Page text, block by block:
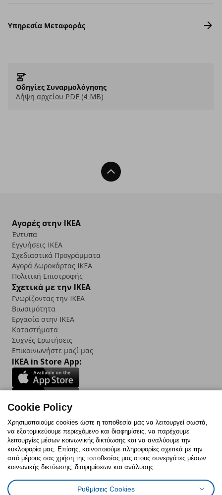
Υπηρεσία Μεταφοράς
Οδηγίες Συναρμολόγησης
Λήψη αρχείου PDF (4 MB)
Back To Top
Αγορές στην IKEA
Έντυπα
Εγγυήσεις IKEA
Σχεδιαστικά Προγράμματα
Αγορά Δωρoκάρτας IKEA
Πολιτική Επιστροφής
Σχετικά με την IKEA
Γνωρίζοντας την IKEA
Βιωσιμότητα
Εργασία στην IKEA
Καταστήματα
Συχνές Ερωτήσεις
Επικοινωνήστε μαζί μας
IKEA in Store App:
Follow us:
FacebookInstagram
TikTokYoutubePinterestTwitter
Πολιτική CookiesΔήλωση ψηφιακής προσβασιμότητας
Cookie Policy
Χρησιμοποιούμε cookies ώστε η τοποθεσία μας να λειτουργεί σωστά,
να εξατομικεύουμε περιεχόμενο και διαφημίσεις, να παρέχουμε
λειτουργίες μέσων κοινωνικής δικτύωσης και να αναλύουμε την
κυκλοφορία μας. Επίσης, κοινοποιούμε πληροφορίες σχετικά με την
από μέρους σας χρήση της τοποθεσίας μας στους συνεργάτες μέσων
κοινωνικής δικτύωσης, διαφημίσεων και ανάλυσης.
Ρυθμίσεις Cookies